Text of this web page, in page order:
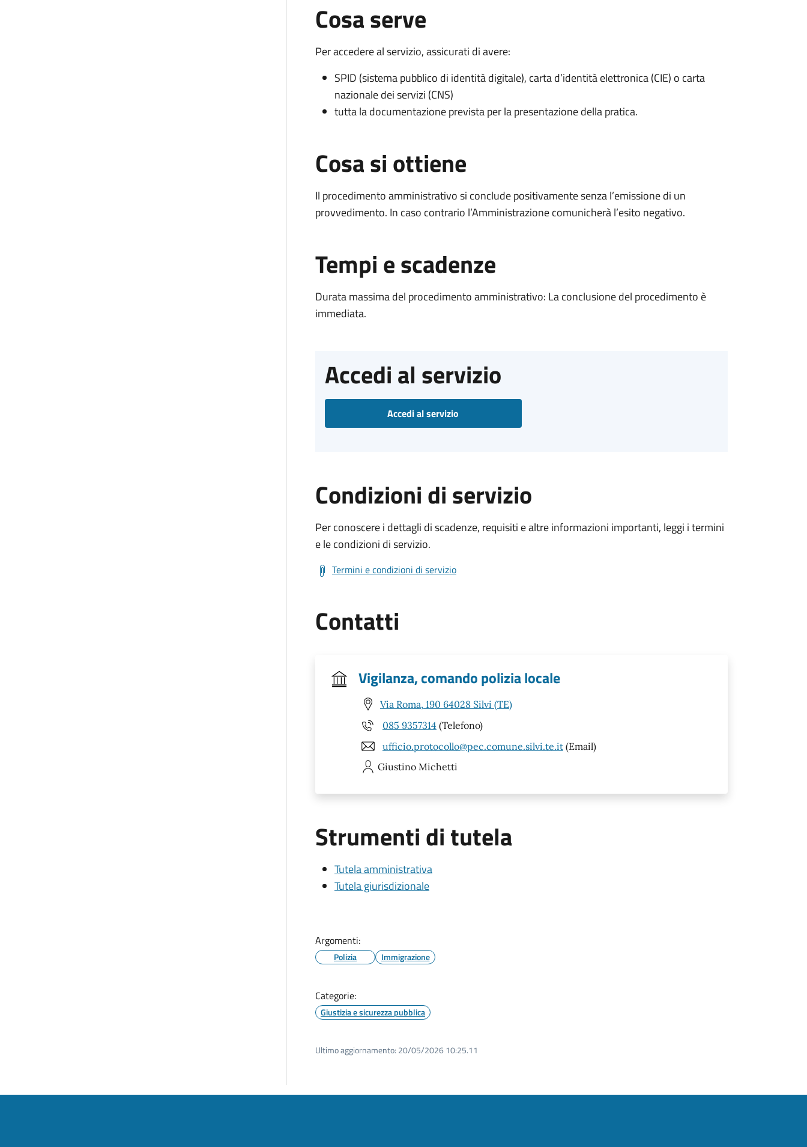
Cosa serve
Per accedere al servizio, assicurati di avere:
SPID (sistema pubblico di identità digitale), carta d’identità elettronica (CIE) o carta
nazionale dei servizi (CNS)
tutta la documentazione prevista per la presentazione della pratica.
Cosa si ottiene
Il procedimento amministrativo si conclude positivamente senza l’emissione di un
provvedimento. In caso contrario l’Amministrazione comunicherà l’esito negativo.
Tempi e scadenze
Durata massima del procedimento amministrativo: La conclusione del procedimento è
immediata.
Accedi al servizio
Accedi al servizio
Condizioni di servizio
Per conoscere i dettagli di scadenze, requisiti e altre informazioni importanti, leggi i termini
e le condizioni di servizio.
Termini e condizioni di servizio
Contatti
Vigilanza, comando polizia locale
Via Roma, 190 64028 Silvi (TE)
085 9357314 (Telefono)
ufficio.protocollo@pec.comune.silvi.te.it (Email)
Giustino Michetti
Strumenti di tutela
Tutela amministrativa
Tutela giurisdizionale
Argomenti:
Polizia Immigrazione
Categorie:
Giustizia e sicurezza pubblica
Ultimo aggiornamento: 20/05/2026 10:25.11